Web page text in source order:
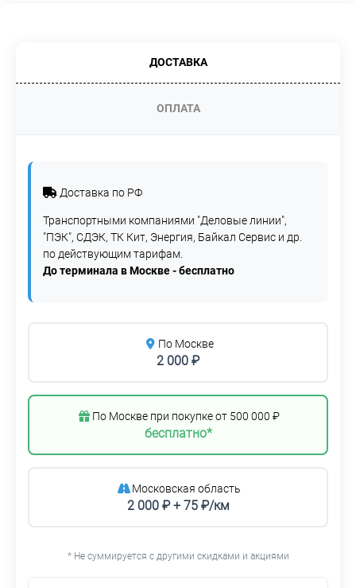
ДОСТАВКА
ОПЛАТА
Доставка по РФ
Транспортными компаниями "Деловые линии",
"ПЭК", СДЭК, ТК Кит, Энергия, Байкал Сервис и др.
по действующим тарифам.
До терминала в Москве - бесплатно
По Москве
2 000 ₽
По Москве при покупке от 500 000 ₽
бесплатно*
Московская область
2 000 ₽ + 75 ₽/км
* Не суммируется с другими скидками и акциями